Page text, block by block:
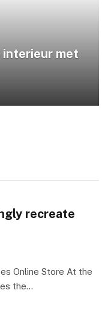
interieur met
recreate
Online Store At the
the…